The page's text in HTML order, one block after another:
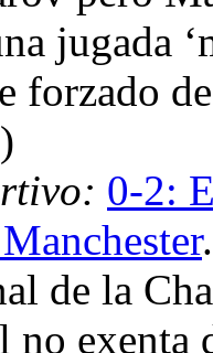
jugada
forzado
0-2:
de la
exenta